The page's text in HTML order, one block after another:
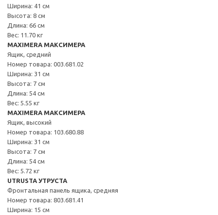
Ширина: 41 см
Высота: 8 см
Длина: 66 см
Вес: 11.70 кг
MAXIMERA МАКСИМЕРА
Ящик, средний
Номер товара: 003.681.02
Ширина: 31 см
Высота: 7 см
Длина: 54 см
Вес: 5.55 кг
MAXIMERA МАКСИМЕРА
Ящик, высокий
Номер товара: 103.680.88
Ширина: 31 см
Высота: 7 см
Длина: 54 см
Вес: 5.72 кг
UTRUSTA УТРУСТА
Фронтальная панель ящика, средняя
Номер товара: 803.681.41
Ширина: 15 см